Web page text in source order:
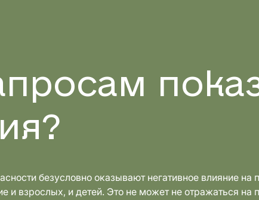
безусловно оказывают негативное влияние
и взрослых, и детей. Это не может не отражаться